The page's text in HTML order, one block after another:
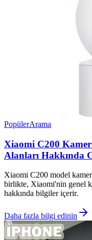
PopülerArama
Xiaomi C200
Alanları Hakkında
Xiaomi C200 model
birlikte, Xiaomi'nin genel
hakkında bilgiler içerir.
Daha fazla bilgi edinin